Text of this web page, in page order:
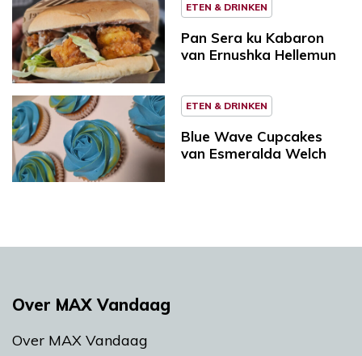
ETEN & DRINKEN
Pan Sera ku Kabaron
van Ernushka Hellemun
ETEN & DRINKEN
Blue Wave Cupcakes
van Esmeralda Welch
Over MAX Vandaag
Over MAX Vandaag